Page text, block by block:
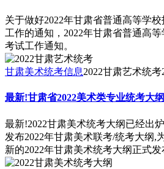
关于做好2022年甘肃省普通高等学
工作的通知，2022年甘肃省普通高
考试工作通知。
甘肃美术统考信息2022甘肃艺术统考
最新!甘肃省2022美术类专业统考大
最新!2022甘肃美术统考大纲已经出
发布2022年甘肃美术联考/统考大纲,
新的2022年甘肃美术统考大纲正式发